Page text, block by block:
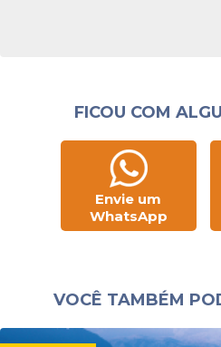
FICOU COM
Envie um
WhatsApp
VOCÊ TAMBÉM